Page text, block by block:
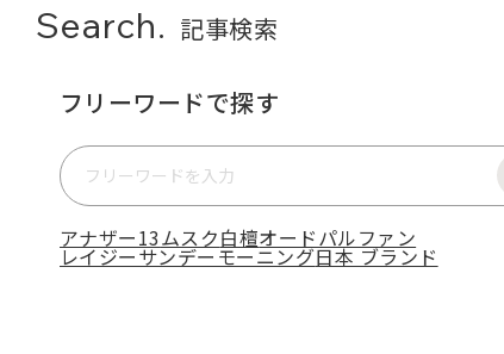
Search. 記事検索
フリーワードで探す
アナザー13ムスク白檀オードパルファン
レイジーサンデーモーニング日本 ブランド